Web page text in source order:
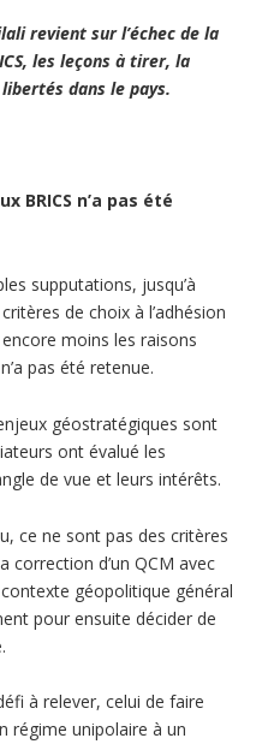
revient sur l’échec de la
les leçons à tirer, la
dans le pays.
BRICS n’a pas été
supputations, jusqu’à
de choix à l’adhésion
moins les raisons
pas été retenue.
géostratégiques sont
ont évalué les
de vue et leurs intérêts.
ce ne sont pas des critères
correction d’un QCM avec
géopolitique général
pour ensuite décider de
à relever, celui de faire
régime unipolaire à un